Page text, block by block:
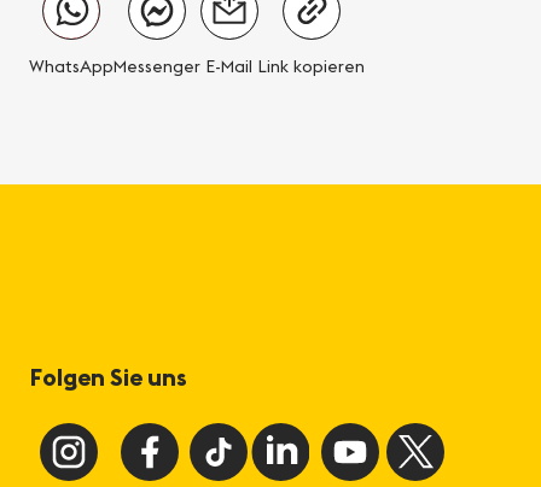
WhatsAppMessenger E-Mail Link kopieren
Folgen Sie uns